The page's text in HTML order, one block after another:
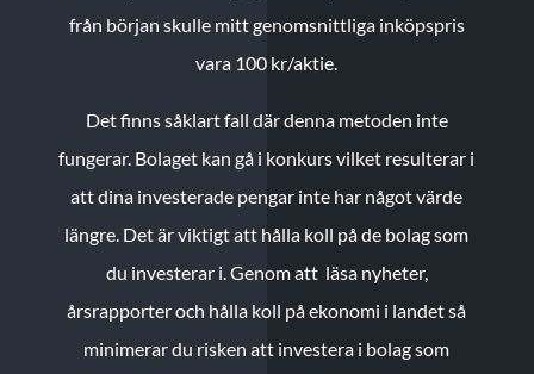
från början skulle mitt genomsnittliga inköpspris
vara 100 kr/aktie.
Det finns såklart fall där denna metoden inte
fungerar. Bolaget kan gå i konkurs vilket resulterar i
att dina investerade pengar inte har något värde
längre. Det är viktigt att hålla koll på de bolag som
du investerar i. Genom att läsa nyheter,
årsrapporter och hålla koll på ekonomi i landet så
minimerar du risken att investera i bolag som